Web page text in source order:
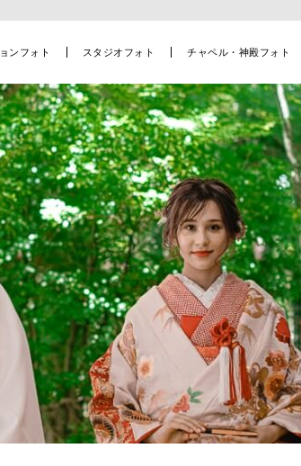
ンフォト スタジオフォト チャペル・神殿フォト